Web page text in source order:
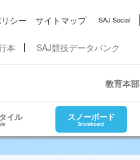
シー サイトマップ SAJ Social
本 SAJ競技データバンク
教育本部
イル スノーボード
Snowboard